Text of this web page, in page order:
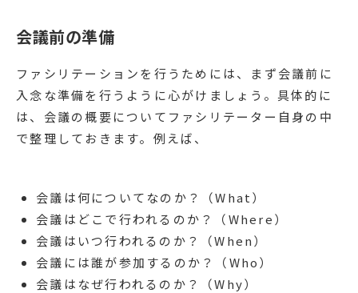
会議前の準備
ファシリテーションを行うためには、まず会議前に
入念な準備を行うように心がけましょう。具体的に
は、会議の概要についてファシリテーター自身の中
で整理しておきます。例えば、
会議は何についてなのか？（What）
会議はどこで行われるのか？（Where）
会議はいつ行われるのか？（When）
会議には誰が参加するのか？（Who）
会議はなぜ行われるのか？（Why）